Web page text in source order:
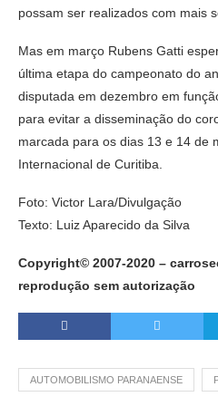
possam ser realizados com mais
Mas em março Rubens Gatti
última etapa do campeonato do
disputada em dezembro em
para evitar a disseminação do
marcada para os dias 13 e 14 de
Internacional de Curitiba.
Foto: Victor Lara/Divulgação
Texto: Luiz Aparecido da Silva
Copyright© 2007-2020 –
reprodução sem autorização
AUTOMOBILISMO PARANAENSE